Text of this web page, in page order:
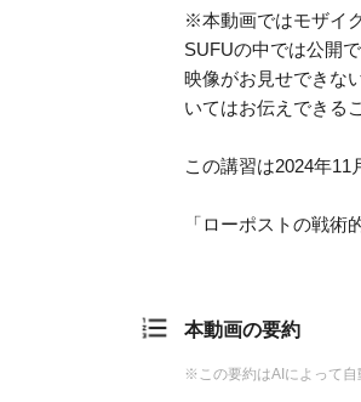
※本動画ではモザイ
SUFUの中では公開
映像がお見せできな
いてはお伝えできる
この講習は2024年11
「ローポストの戦
本動画の要約
※この要約はAIによって自